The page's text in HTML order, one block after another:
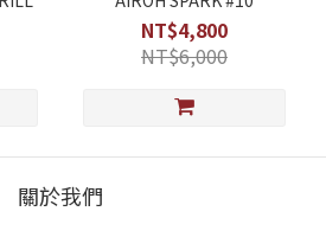
NT$4,800
NT$6,000
關於我們